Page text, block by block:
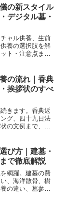
の新スタイル
デジタル墓・
ャル供養、生前
養の選択肢を解
ト・注意点まで
の流れ｜香典
挨拶状のすべ
きます。香典返
グ、四十九日法
の文例まで、供
び方｜建墓・
で徹底解説
網羅。建墓の費
、海洋散骨、樹
の違い、墓参り